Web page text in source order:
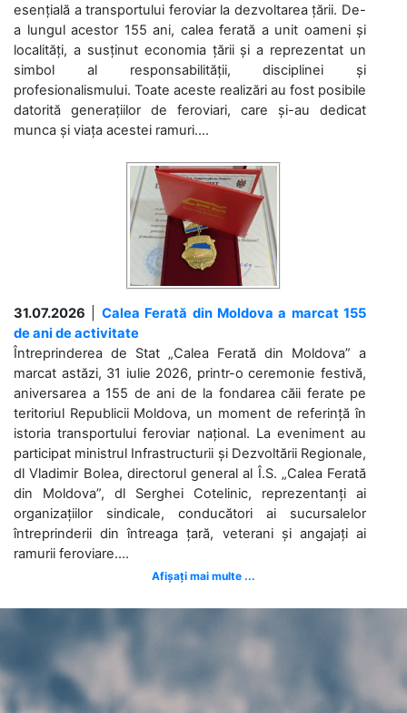
esențială a transportului feroviar la dezvoltarea țării. De-
a lungul acestor 155 ani, calea ferată a unit oameni și
localități, a susținut economia țării și a reprezentat un
simbol al responsabilității, disciplinei și
profesionalismului. Toate aceste realizări au fost posibile
datorită generațiilor de feroviari, care și-au dedicat
munca și viața acestei ramuri....
31.07.2026
Calea Ferată din Moldova a marcat 155
de ani de activitate
Întreprinderea de Stat „Calea Ferată din Moldova” a
marcat astăzi, 31 iulie 2026, printr-o ceremonie festivă,
aniversarea a 155 de ani de la fondarea căii ferate pe
teritoriul Republicii Moldova, un moment de referință în
istoria transportului feroviar național. La eveniment au
participat ministrul Infrastructurii și Dezvoltării Regionale,
dl Vladimir Bolea, directorul general al Î.S. „Calea Ferată
din Moldova”, dl Serghei Cotelinic, reprezentanți ai
organizațiilor sindicale, conducători ai sucursalelor
întreprinderii din întreaga țară, veterani și angajați ai
ramurii feroviare....
Afișați mai multe ...